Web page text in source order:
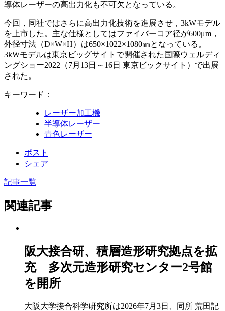
導体レーザーの高出力化も不可欠となっている。
今回，同社ではさらに高出力化技術を進展させ，3kWモデル
を上市した。主な仕様としてはファイバーコア径が600μm，
外径寸法（D×W×H）は650×1022×1080㎜となっている。
3kWモデルは東京ビッグサイトで開催された国際ウェルディ
ングショー2022（7月13日～16日 東京ビックサイト）で出展
された。
キーワード：
レーザー加工機
半導体レーザー
青色レーザー
ポスト
シェア
記事一覧
関連記事
阪大接合研、積層造形研究拠点を拡
充 多次元造形研究センター2号館
を開所
大阪大学接合科学研究所は2026年7月3日、同所 荒田記